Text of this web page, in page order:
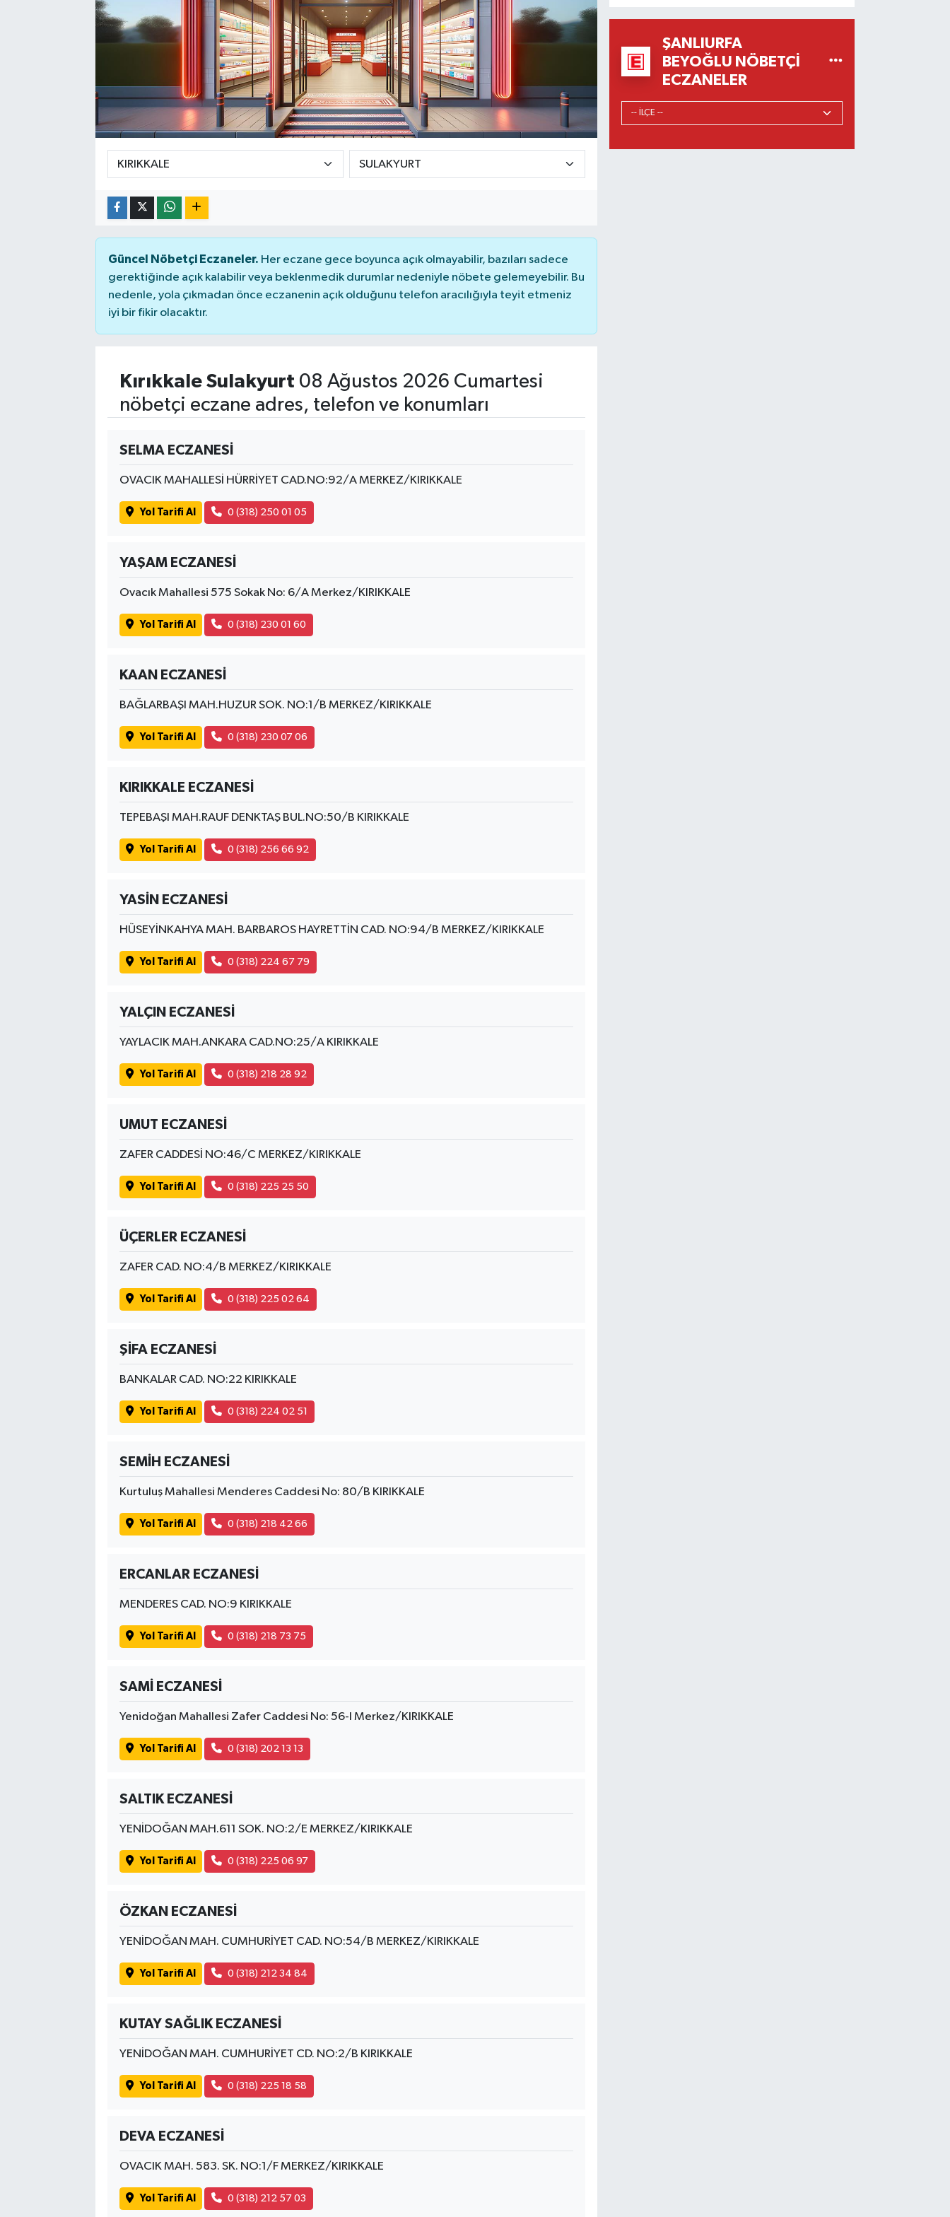
Güncel Nöbetçi Eczaneler. Her eczane gece boyunca açık olmayabilir, bazıları sadece
gerektiğinde açık kalabilir veya beklenmedik durumlar nedeniyle nöbete gelemeyebilir. Bu
nedenle, yola çıkmadan önce eczanenin açık olduğunu telefon aracılığıyla teyit etmeniz
iyi bir fikir olacaktır.
Kırıkkale Sulakyurt 08 Ağustos 2026 Cumartesi
nöbetçi eczane adres, telefon ve konumları
SELMA ECZANESİ
OVACIK MAHALLESİ HÜRRİYET CAD.NO:92/A MERKEZ/KIRIKKALE
Yol Tarifi Al 0 (318) 250 01 05
YAŞAM ECZANESİ
Ovacık Mahallesi 575 Sokak No: 6/A Merkez/KIRIKKALE
Yol Tarifi Al 0 (318) 230 01 60
KAAN ECZANESİ
BAĞLARBAŞI MAH.HUZUR SOK. NO:1/B MERKEZ/KIRIKKALE
Yol Tarifi Al 0 (318) 230 07 06
KIRIKKALE ECZANESİ
TEPEBAŞI MAH.RAUF DENKTAŞ BUL.NO:50/B KIRIKKALE
Yol Tarifi Al 0 (318) 256 66 92
YASİN ECZANESİ
HÜSEYİNKAHYA MAH. BARBAROS HAYRETTİN CAD. NO:94/B MERKEZ/KIRIKKALE
Yol Tarifi Al 0 (318) 224 67 79
YALÇIN ECZANESİ
YAYLACIK MAH.ANKARA CAD.NO:25/A KIRIKKALE
Yol Tarifi Al 0 (318) 218 28 92
UMUT ECZANESİ
ZAFER CADDESİ NO:46/C MERKEZ/KIRIKKALE
Yol Tarifi Al 0 (318) 225 25 50
ÜÇERLER ECZANESİ
ZAFER CAD. NO:4/B MERKEZ/KIRIKKALE
Yol Tarifi Al 0 (318) 225 02 64
ŞİFA ECZANESİ
BANKALAR CAD. NO:22 KIRIKKALE
Yol Tarifi Al 0 (318) 224 02 51
SEMİH ECZANESİ
Kurtuluş Mahallesi Menderes Caddesi No: 80/B KIRIKKALE
Yol Tarifi Al 0 (318) 218 42 66
ERCANLAR ECZANESİ
MENDERES CAD. NO:9 KIRIKKALE
Yol Tarifi Al 0 (318) 218 73 75
SAMİ ECZANESİ
Yenidoğan Mahallesi Zafer Caddesi No: 56-I Merkez/KIRIKKALE
Yol Tarifi Al 0 (318) 202 13 13
SALTIK ECZANESİ
YENİDOĞAN MAH.611 SOK. NO:2/E MERKEZ/KIRIKKALE
Yol Tarifi Al 0 (318) 225 06 97
ÖZKAN ECZANESİ
YENİDOĞAN MAH. CUMHURİYET CAD. NO:54/B MERKEZ/KIRIKKALE
Yol Tarifi Al 0 (318) 212 34 84
KUTAY SAĞLIK ECZANESİ
YENİDOĞAN MAH. CUMHURİYET CD. NO:2/B KIRIKKALE
Yol Tarifi Al 0 (318) 225 18 58
DEVA ECZANESİ
OVACIK MAH. 583. SK. NO:1/F MERKEZ/KIRIKKALE
Yol Tarifi Al 0 (318) 212 57 03
ŞANLIURFA
BEYOĞLU NÖBETÇI
ECZANELER